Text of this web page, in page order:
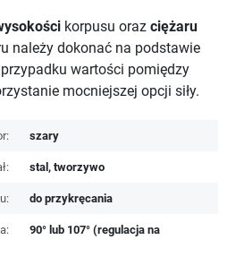
korpusu oraz ciężaru
należy dokonać na podstawie
wartości pomiędzy
mocniejszej opcji siły.
szary
stal, tworzywo
do przykręcania
90° lub 107° (regulacja na